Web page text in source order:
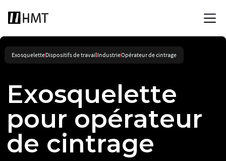
ExosqueletteDispositifs de travailIndustrieOpérateur de cintrage
Exosquelette
pour opérateur
de cintrage